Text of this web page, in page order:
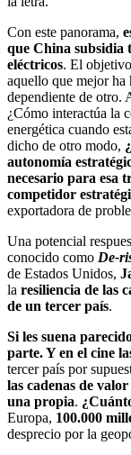
Con este panorama,
que China subsidia
eléctricos. El
aquello que mejor ha
dependiente de otro.
¿Cómo interactúa la
energética cuando
dicho de otro modo,
autonomía
necesario para esa
competidor
exportadora de
Una potencial
conocido como De-
de Estados Unidos,
la resiliencia de las
de un tercer país.
Si les suena
parte. Y en el cine
tercer país por
las cadenas de
una propia.
Europa, 100.000
desprecio por la